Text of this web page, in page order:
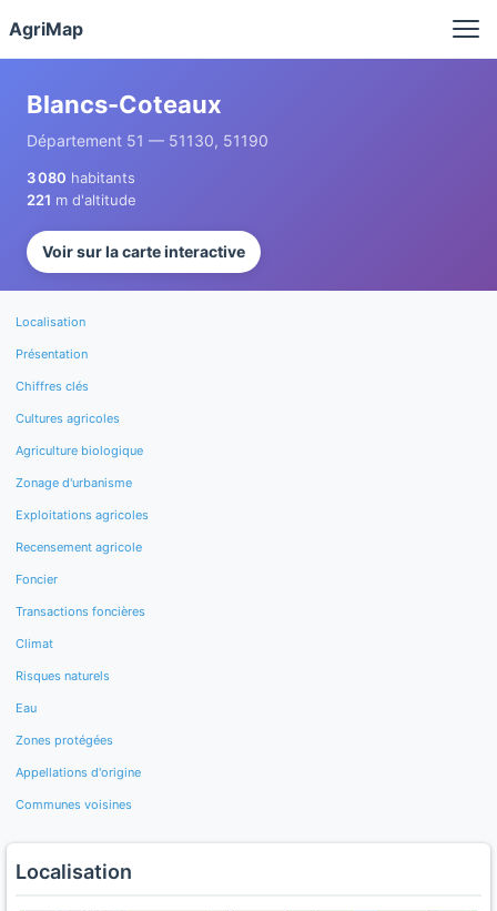
AgriMap
Blancs-Coteaux
Département 51 — 51130, 51190
3 080 habitants
221 m d'altitude
Voir sur la carte interactive
Localisation
Présentation
Chiffres clés
Cultures agricoles
Agriculture biologique
Zonage d'urbanisme
Exploitations agricoles
Recensement agricole
Foncier
Transactions foncières
Climat
Risques naturels
Eau
Zones protégées
Appellations d'origine
Communes voisines
Localisation